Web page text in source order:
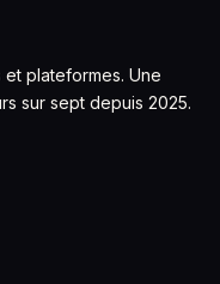
plateformes. Une
sur sept depuis 2025.